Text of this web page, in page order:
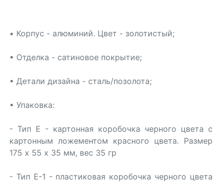
• Корпус - алюминий. Цвет - золотистый;
• Отделка - сатиновое покрытие;
• Детали дизайна - сталь/позолота;
• Упаковка:
- Тип Е - картонная коробочка черного цвета с
картонным ложементом красного цвета. Размер
175 х 55 х 35 мм, вес 35 гр
- Тип Е-1 - пластиковая коробочка черного цвета